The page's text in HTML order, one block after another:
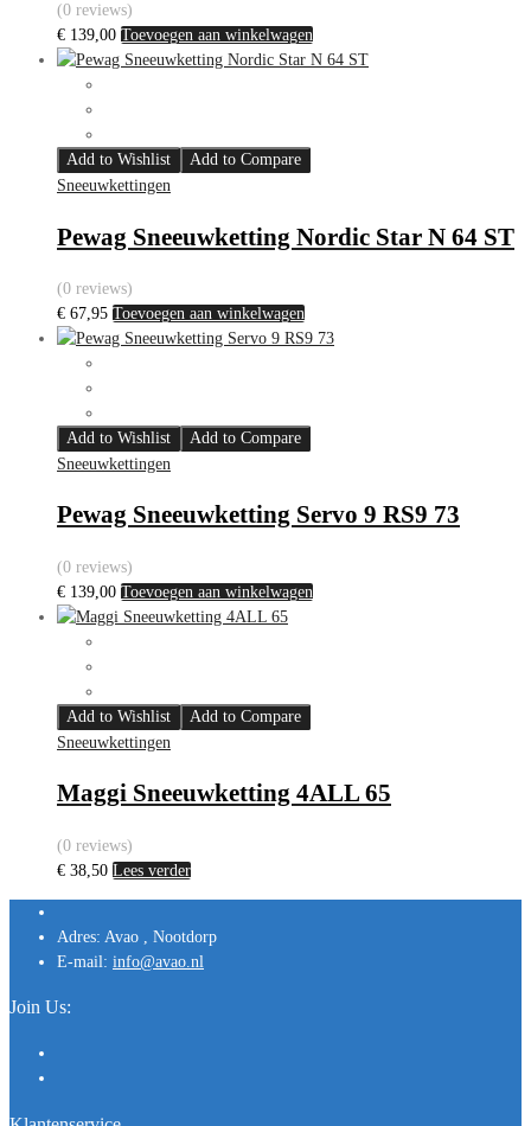
(0 reviews)
€ 139,00 Toevoegen aan winkelwagen
Add to Wishlist
Add to Compare
Sneeuwkettingen
Pewag Sneeuwketting Nordic Star N 64 ST
(0 reviews)
€ 67,95 Toevoegen aan winkelwagen
Add to Wishlist
Add to Compare
Sneeuwkettingen
Pewag Sneeuwketting Servo 9 RS9 73
(0 reviews)
€ 139,00 Toevoegen aan winkelwagen
Add to Wishlist
Add to Compare
Sneeuwkettingen
Maggi Sneeuwketting 4ALL 65
(0 reviews)
€ 38,50 Lees verder
Adres: Avao , Nootdorp
E-mail: info@avao.nl
Join Us: